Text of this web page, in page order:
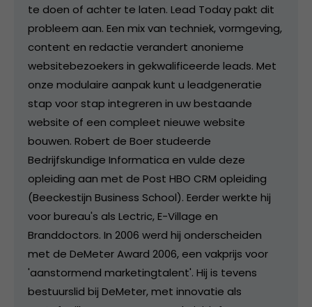
te doen of achter te laten. Lead Today pakt dit
probleem aan. Een mix van techniek, vormgeving,
content en redactie verandert anonieme
websitebezoekers in gekwalificeerde leads. Met
onze modulaire aanpak kunt u leadgeneratie
stap voor stap integreren in uw bestaande
website of een compleet nieuwe website
bouwen. Robert de Boer studeerde
Bedrijfskundige Informatica en vulde deze
opleiding aan met de Post HBO CRM opleiding
(Beeckestijn Business School). Eerder werkte hij
voor bureau's als Lectric, E-Village en
Branddoctors. In 2006 werd hij onderscheiden
met de DeMeter Award 2006, een vakprijs voor
'aanstormend marketingtalent'. Hij is tevens
bestuurslid bij DeMeter, met innovatie als